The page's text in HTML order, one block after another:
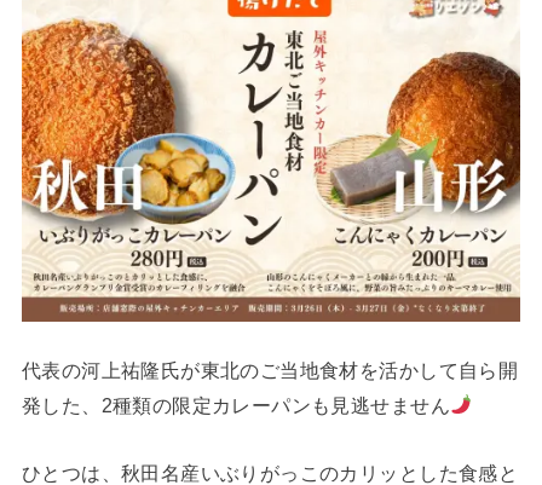
代表の河上祐隆氏が東北のご当地食材を活かして自ら開
発した、2種類の限定カレーパンも見逃せません
ひとつは、秋田名産いぶりがっこのカリッとした食感と